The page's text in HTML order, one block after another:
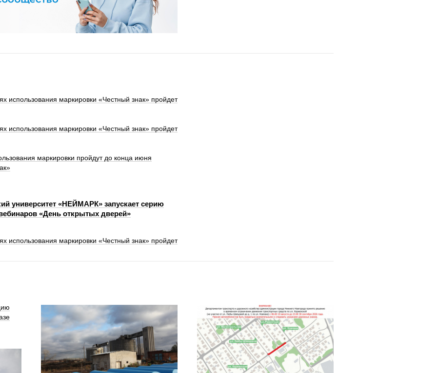
использования маркировки «Честный знак» пройдет
использования маркировки «Честный знак» пройдет
маркировки пройдут до конца июня
университет «НЕЙМАРК» запускает серию
«День открытых дверей»
использования маркировки «Честный знак» пройдет